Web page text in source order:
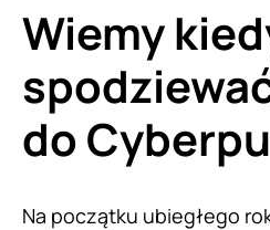
Wiemy
do
Na początku ubiegłego